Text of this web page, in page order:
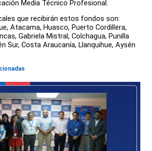
Media Técnico Profesional.
que recibirán estos fondos son:
Atacama, Huasco, Puerto Cordillera,
Gabriela Mistral, Colchagua, Punilla
Sur, Costa Araucanía, Llanquihue, Aysén